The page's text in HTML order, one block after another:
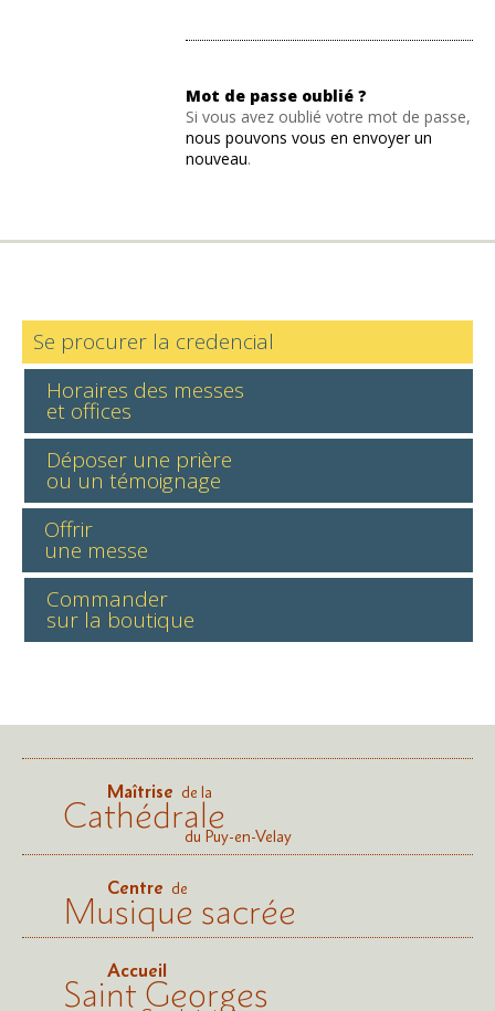
Mot de passe oublié ?
Si vous avez oublié votre mot de passe,
nous pouvons vous en envoyer un
nouveau.
Se procurer la credencial
Horaires des messes
et offices
Déposer une prière
ou un témoignage
Offrir
une messe
Commander
sur la boutique
Maîtrise de la
Cathédraledu Puy-en-Velay
Centre de
Musique sacrée
Accueil
Saint Georges